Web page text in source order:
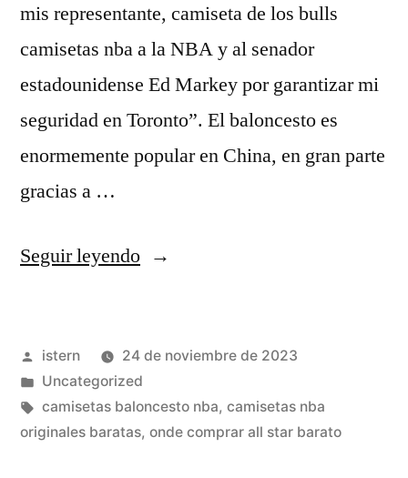
mis representante, camiseta de los bulls
camisetas nba a la NBA y al senador
estadounidense Ed Markey por garantizar mi
seguridad en Toronto”. El baloncesto es
enormemente popular en China, en gran parte
gracias a …
Seguir leyendo«camisetas
mano»
Publicado
por
istern
24 de noviembre de 2023
Publicado
en
Uncategorized
Etiquetas:
camisetas baloncesto nba, camisetas nba
originales baratas, onde comprar all star barato